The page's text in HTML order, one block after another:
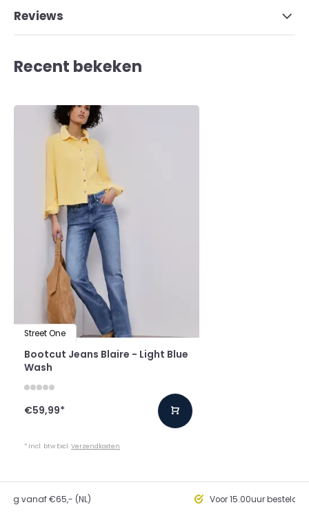
Reviews
Recent bekeken
Street One
Bootcut Jeans Blaire - Light Blue
Wash
€59,99*
* Incl. btw Excl.Verzendkosten
vanaf €65,- (NL) Voor 15.00uur besteld,